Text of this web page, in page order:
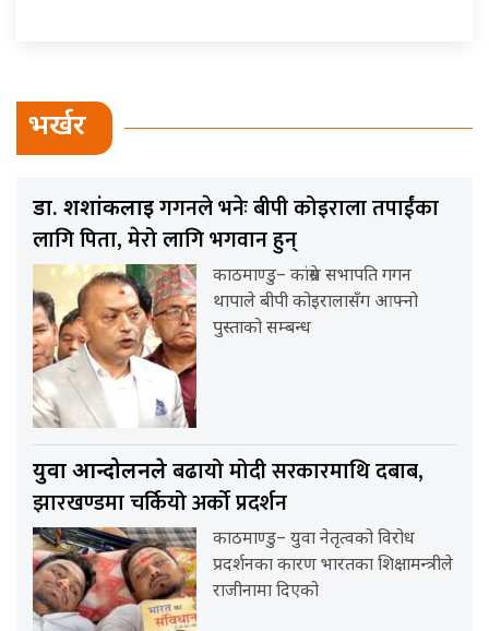
भर्खर
डा. शशांकलाईगगनले भनेः बीपी कोइराला तपाईंका
लागि पिता, मेरो लागि भगवान हुन्
काठमाण्डु– कांग्रेस सभापति गगन
थापाले बीपी कोइरालासँग आफ्नो
पुस्ताको सम्बन्ध
युवा आन्दोलनलेबढायो मोदी सरकारमाथि दबाब,
झारखण्डमा चर्कियो अर्को प्रदर्शन
काठमाण्डु– युवा नेतृत्वको विरोध
प्रदर्शनका कारण भारतका शिक्षामन्त्रीले
राजीनामा दिएको